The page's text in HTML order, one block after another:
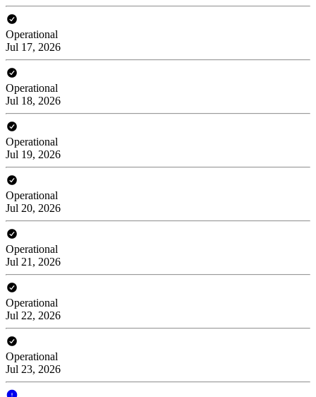
Operational
Jul 17, 2026
Operational
Jul 18, 2026
Operational
Jul 19, 2026
Operational
Jul 20, 2026
Operational
Jul 21, 2026
Operational
Jul 22, 2026
Operational
Jul 23, 2026